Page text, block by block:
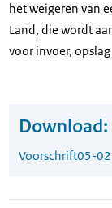
het weigeren van
Land, die wordt
voor invoer,
Download:
Voorschrift05-